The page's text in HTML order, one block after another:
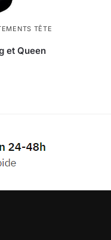
TÊTE
et Queen